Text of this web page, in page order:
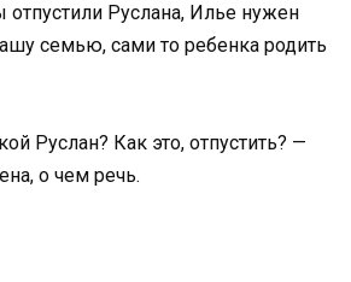
отпустили Руслана, Илье нужен
семью, сами то ребенка родить
Руслан? Как это, отпустить? —
о чем речь.